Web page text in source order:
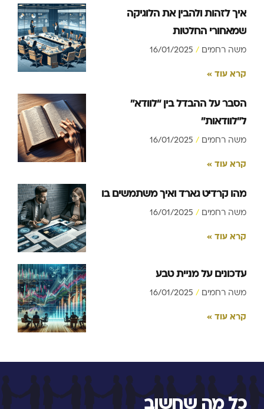
איך לזהות ולהבין את הלוגיקה
שמאחורי החלטות
משה רחמים
קרא עוד »
הסבר על ההבדל בין “לוודא”
ל”לוודאות”
משה רחמים
קרא עוד »
מהו קרדיט גארד ואיך משתמשים בו
משה רחמים
קרא עוד »
עדכונים על מניית טבע
משה רחמים
קרא עוד »
כל מה שחשוב